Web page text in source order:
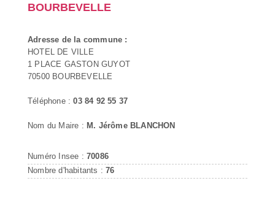
BOURBEVELLE
Adresse de la commune :
HOTEL DE VILLE
1 PLACE GASTON GUYOT
70500 BOURBEVELLE
Téléphone :03 84 92 55 37
Nom du Maire : M. Jérôme BLANCHON
Numéro Insee : 70086
Nombre d'habitants :76